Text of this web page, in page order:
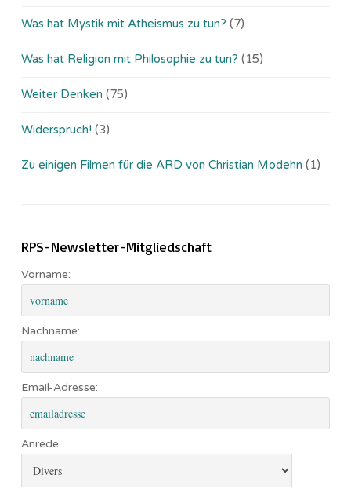
Was hat Mystik mit Atheismus zu tun? (7)
Was hat Religion mit Philosophie zu tun? (15)
Weiter Denken (75)
Widerspruch! (3)
Zu einigen Filmen für die ARD von Christian Modehn (1)
RPS-Newsletter-Mitgliedschaft
Vorname:
Nachname:
Email-Adresse:
Anrede